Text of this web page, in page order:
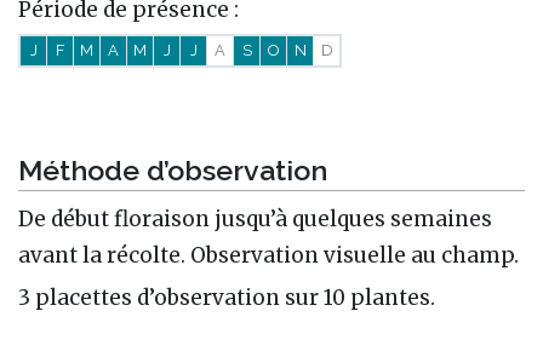
Période de présence :
J F M A M J J A S O N D
Méthode d’observation
De début floraison jusqu’à quelques semaines
avant la récolte. Observation visuelle au champ.
3 placettes d’observation sur 10 plantes.